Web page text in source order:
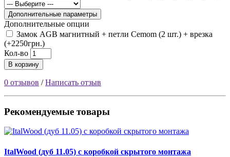
Дополнительные параметры
Дополнительные опции
Замок AGB магнитный + петли Cemom (2 шт.) + врезка
(+2250грн.)
Кол-во
В корзину
0 отзывов /Написать отзыв
Рекомендуемые товары
ItalWood (дуб 11.05) с коробкой скрытого монтажа